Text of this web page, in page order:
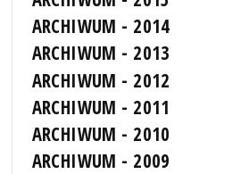
ARCHIWUM - 2014
ARCHIWUM - 2013
ARCHIWUM - 2012
ARCHIWUM - 2011
ARCHIWUM - 2010
ARCHIWUM - 2009